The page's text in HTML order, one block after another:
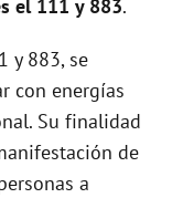
el 111 y 883.
y 883, se
con energías
Su finalidad
de
a